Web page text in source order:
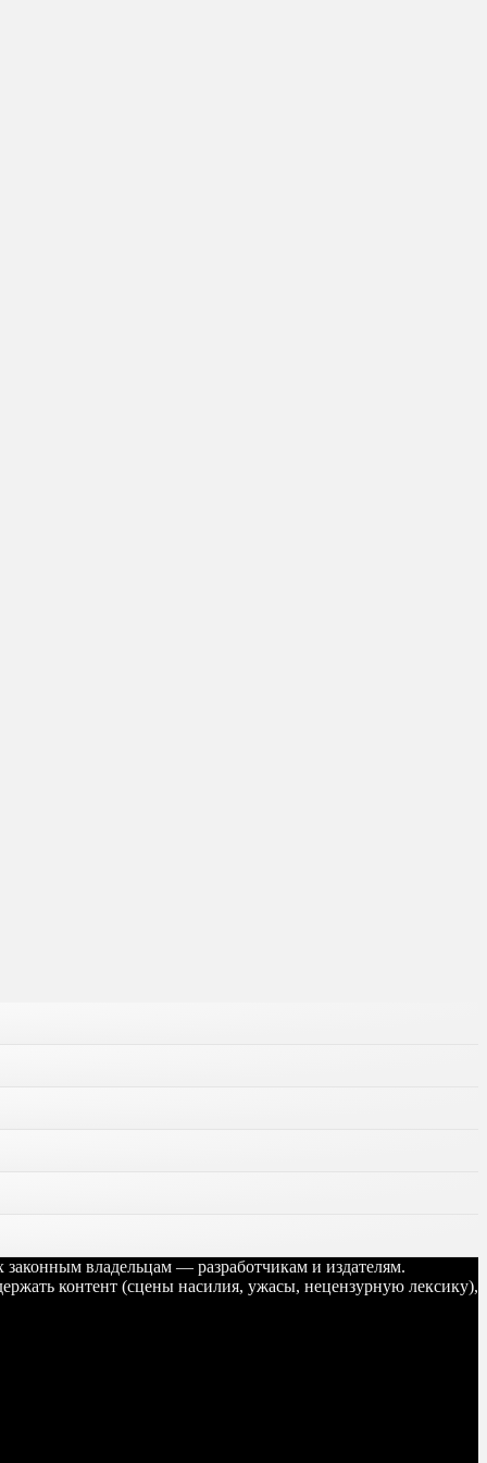
владельцам — разработчикам и издателям.
контент (сцены насилия, ужасы, нецензурную лексику),